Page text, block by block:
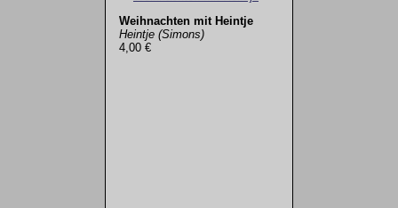
Weihnachten mit Heintje
Heintje (Simons)
4,00 €